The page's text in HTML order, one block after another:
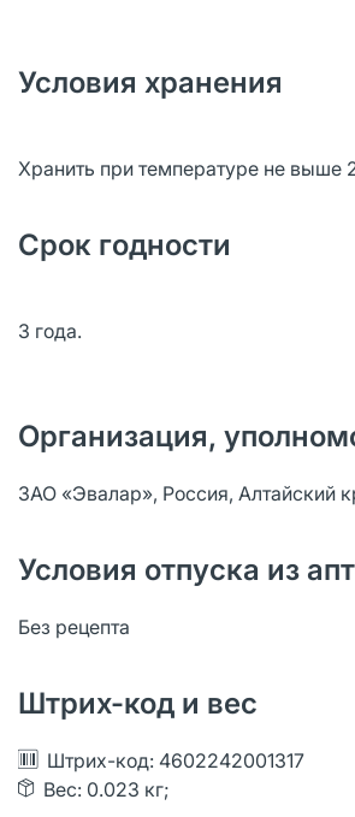
Условия хранения
Хранить при температуре не выше
Срок годности
3 года.
Организация,
ЗАО «Эвалар», Россия, Алтайский
Условия отпуска из
Без рецепта
Штрих-код и вес
Штрих-код: 4602242001317
Вес: 0.023 кг;